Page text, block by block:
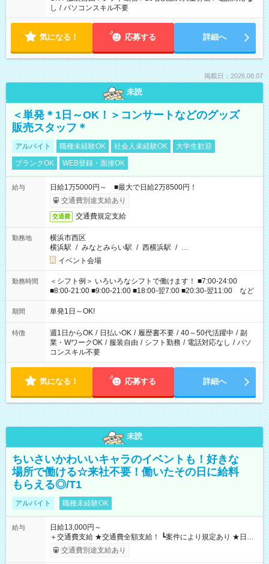
し / パソコンスキル不要
気になる！ 応募する 詳細へ
掲載日：2026.08.07
未読
＜単発＊1日～OK！＞コンサートなどのグッズ
販売スタッフ＊
アルバイト 職種未経験OK 社会人未経験OK
大学生歓迎
ブランクOK
WEB登録・面接OK
給与
日給1万5000円～ ■最大で日給2万8500円！
交通費別途支給あり
交通費 交通費規定支給
勤務地
横浜市西区
横浜駅 / みなとみらい駅 / 西横浜駅 / …
イベント会場
勤務時間
＜シフト例＞ いろいろなシフトで働けます！ ■7:00-24:00
■8:00-21:00 ■9:00-21:00 ■18:00-翌7:00 ■20:30-翌11:00 など
期間 単発1日～OK!
特徴 週1日からOK / 日払いOK / 履歴書不要 / 40～50代活躍中 / 副
業・WワークOK / 服装自由 / シフト勤務 / 電話対応なし / パソ
コンスキル不要
気になる！ 応募する 詳細へ
未読
ちいさいかわいいキャラのイベントも！好きな
場所で働ける☆来社不要！働いたその日に給料
もらえる◎/T1
アルバイト 職種未経験OK
給与
日給13,000円～
＋交通費支給 ★交通費全額支給！ ┗案件により規定あり ★日払
いOK！（規定あり） ┗働いたその日に現金GET♪ お仕事後はコ
ンビニATMから 日払い分を引き落とせます！ 【試用期間】試
交通費別途支給あり